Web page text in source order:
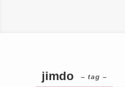
jimdo – tag –